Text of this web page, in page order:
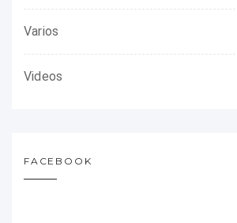
Varios
Videos
FACEBOOK